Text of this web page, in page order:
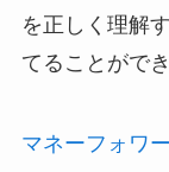
を正しく理解
てることができ
マネーフォワ